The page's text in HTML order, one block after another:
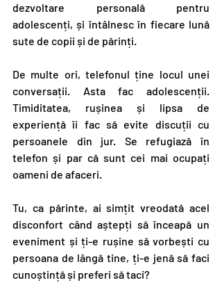
dezvoltare personală pentru
adolescenți, și întâlnesc în fiecare lună
sute de copii și de părinți.
De multe ori, telefonul ține locul unei
conversații. Asta fac adolescenții.
Timiditatea, rușinea și lipsa de
experiență îi fac să evite discuții cu
persoanele din jur. Se refugiază în
telefon și par că sunt cei mai ocupați
oameni de afaceri.
Tu, ca părinte, ai simțit vreodată acel
disconfort când aștepți să înceapă un
eveniment și ți-e rușine să vorbești cu
persoana de lângă tine, ți-e jenă să faci
cunoștință și preferi să taci?